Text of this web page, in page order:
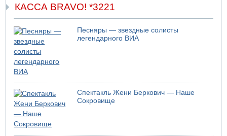
КАССА BRAVO! *3221
Песняры — звездные солисты
легендарного ВИА
Спектакль Жени Беркович — Наше
Сокровище